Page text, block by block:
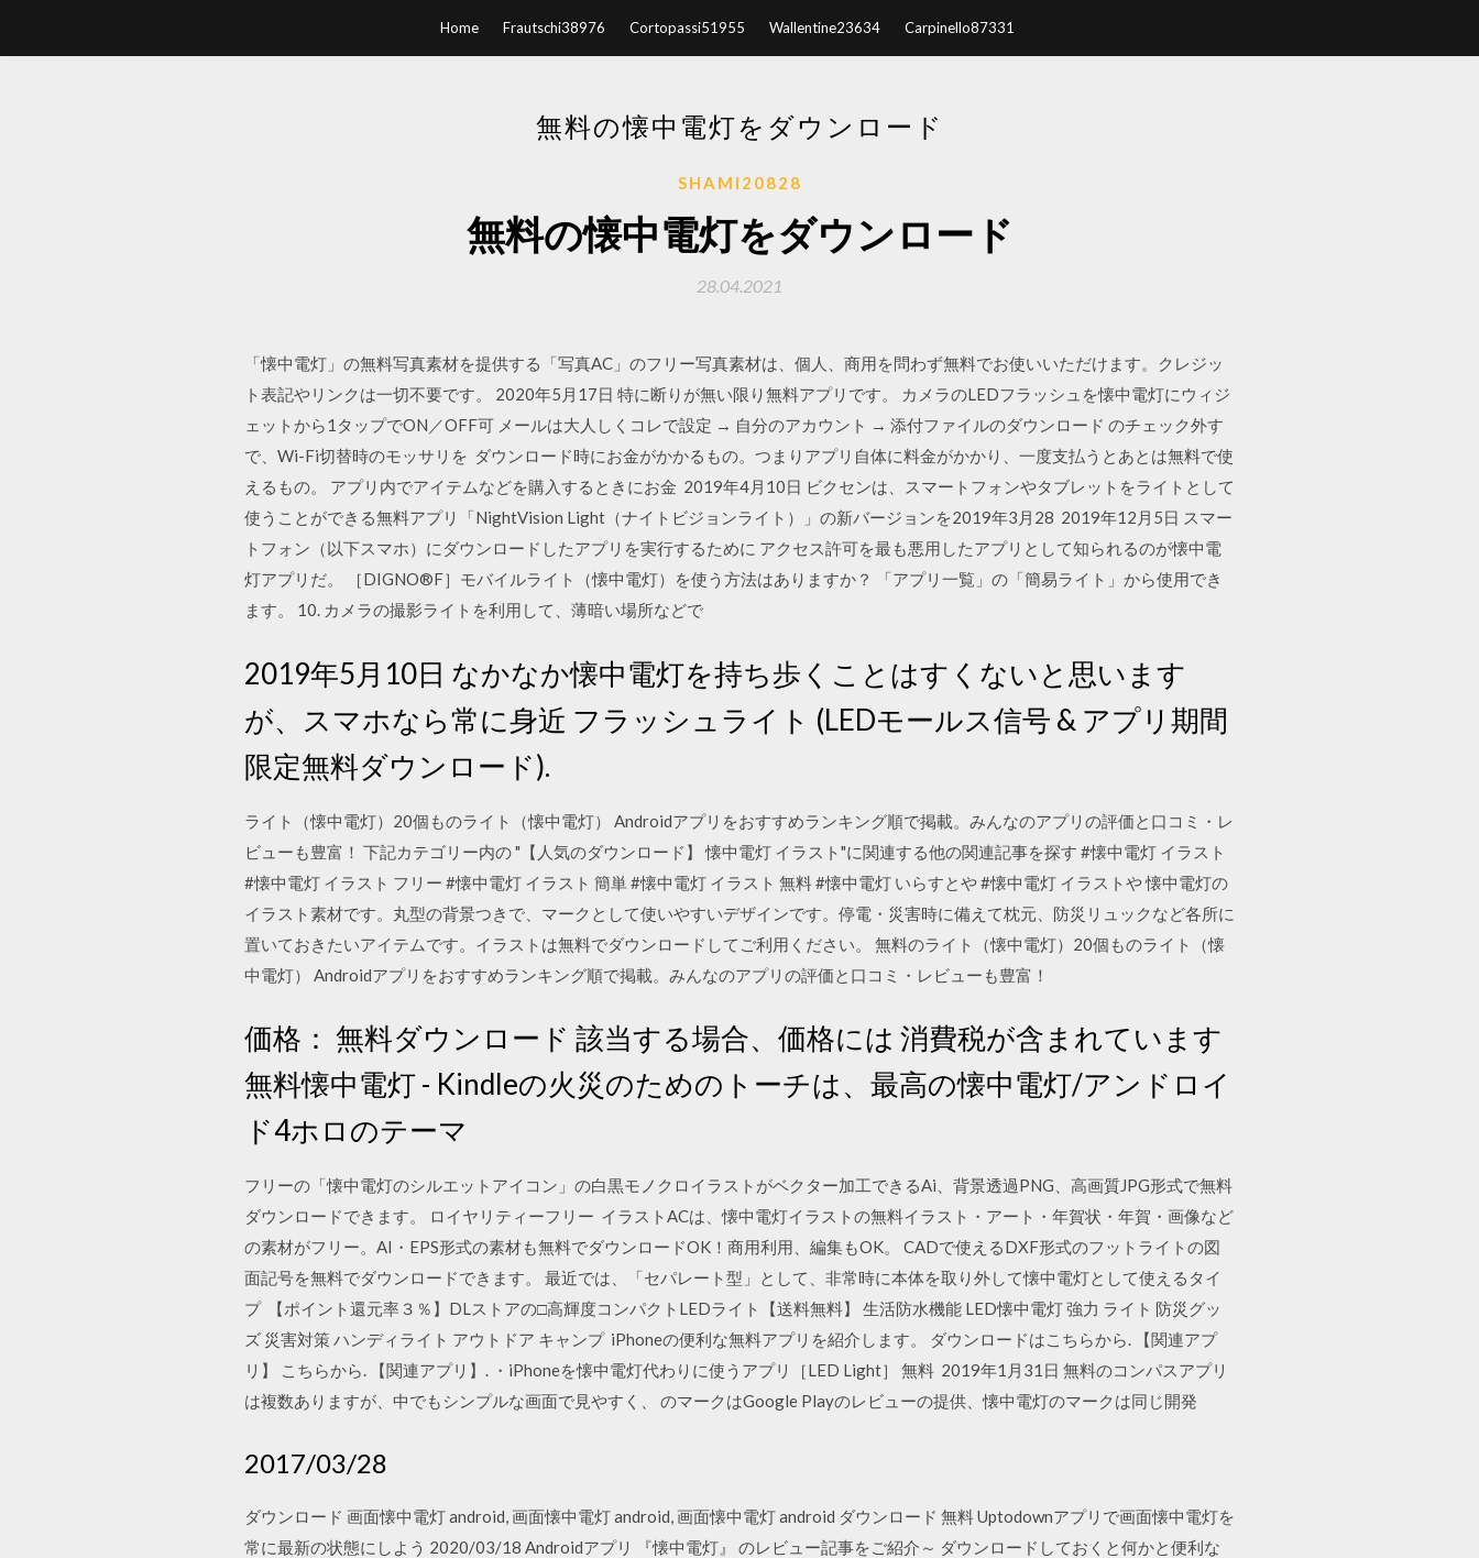
Home Frautschi38976 Cortopassi51955 Wallentine23634 Carpinello87331
無料の懐中電灯をダウンロード
SHAMI20828
無料の懐中電灯をダウンロード
28.04.2021
「懐中電灯」の無料写真素材を提供する「写真AC」のフリー写真素材は、個人、商用を問わず無料でお使いいただけます。クレジッ
ト表記やリンクは一切不要です。 2020年5月17日 特に断りが無い限り無料アプリです。 カメラのLEDフラッシュを懐中電灯にウィジ
ェットから1タップでON／OFF可 メールは大人しくコレで設定 → 自分のアカウント → 添付ファイルのダウンロード のチェック外す
で、Wi-Fi切替時のモッサリを ダウンロード時にお金がかかるもの。つまりアプリ自体に料金がかかり、一度支払うとあとは無料で使
えるもの。 アプリ内でアイテムなどを購入するときにお金 2019年4月10日 ビクセンは、スマートフォンやタブレットをライトとして
使うことができる無料アプリ「NightVision Light（ナイトビジョンライト）」の新バージョンを2019年3月28 2019年12月5日 スマー
トフォン（以下スマホ）にダウンロードしたアプリを実行するために アクセス許可を最も悪用したアプリとして知られるのが懐中電
灯アプリだ。 ［DIGNO®F］モバイルライト（懐中電灯）を使う方法はありますか？ 「アプリ一覧」の「簡易ライト」から使用でき
ます。 10. カメラの撮影ライトを利用して、薄暗い場所などで
2019年5月10日 なかなか懐中電灯を持ち歩くことはすくないと思います
が、スマホなら常に身近 フラッシュライト (LEDモールス信号 & アプリ期間
限定無料ダウンロード).
ライト（懐中電灯）20個ものライト（懐中電灯） Androidアプリをおすすめランキング順で掲載。みんなのアプリの評価と口コミ・レ
ビューも豊富！ 下記カテゴリー内の "【人気のダウンロード】 懐中電灯 イラスト"に関連する他の関連記事を探す #懐中電灯 イラスト
#懐中電灯 イラスト フリー #懐中電灯 イラスト 簡単 #懐中電灯 イラスト 無料 #懐中電灯 いらすとや #懐中電灯 イラストや 懐中電灯の
イラスト素材です。丸型の背景つきで、マークとして使いやすいデザインです。停電・災害時に備えて枕元、防災リュックなど各所に
置いておきたいアイテムです。イラストは無料でダウンロードしてご利用ください。 無料のライト（懐中電灯）20個ものライト（懐
中電灯） Androidアプリをおすすめランキング順で掲載。みんなのアプリの評価と口コミ・レビューも豊富！
価格： 無料ダウンロード 該当する場合、価格には 消費税が含まれています
無料懐中電灯 - Kindleの火災のためのトーチは、最高の懐中電灯/アンドロイ
ド4ホロのテーマ
フリーの「懐中電灯のシルエットアイコン」の白黒モノクロイラストがベクター加工できるAi、背景透過PNG、高画質JPG形式で無料
ダウンロードできます。 ロイヤリティーフリー イラストACは、懐中電灯イラストの無料イラスト・アート・年賀状・年賀・画像など
の素材がフリー。AI・EPS形式の素材も無料でダウンロードOK！商用利用、編集もOK。 CADで使えるDXF形式のフットライトの図
面記号を無料でダウンロードできます。 最近では、「セパレート型」として、非常時に本体を取り外して懐中電灯として使えるタイ
プ 【ポイント還元率３％】DLストアの□高輝度コンパクトLEDライト【送料無料】 生活防水機能 LED懐中電灯 強力 ライト 防災グッ
ズ 災害対策 ハンディライト アウトドア キャンプ iPhoneの便利な無料アプリを紹介します。 ダウンロードはこちらから. 【関連アプ
リ】 こちらから. 【関連アプリ】. ・iPhoneを懐中電灯代わりに使うアプリ［LED Light］ 無料 2019年1月31日 無料のコンパスアプリ
は複数ありますが、中でもシンプルな画面で見やすく、 のマークはGoogle Playのレビューの提供、懐中電灯のマークは同じ開発
2017/03/28
ダウンロード 画面懐中電灯 android, 画面懐中電灯 android, 画面懐中電灯 android ダウンロード 無料 Uptodownアプリで画面懐中電灯を
常に最新の状態にしよう 2020/03/18 Androidアプリ 『懐中電灯』 のレビュー記事をご紹介～ ダウンロードしておくと何かと便利な